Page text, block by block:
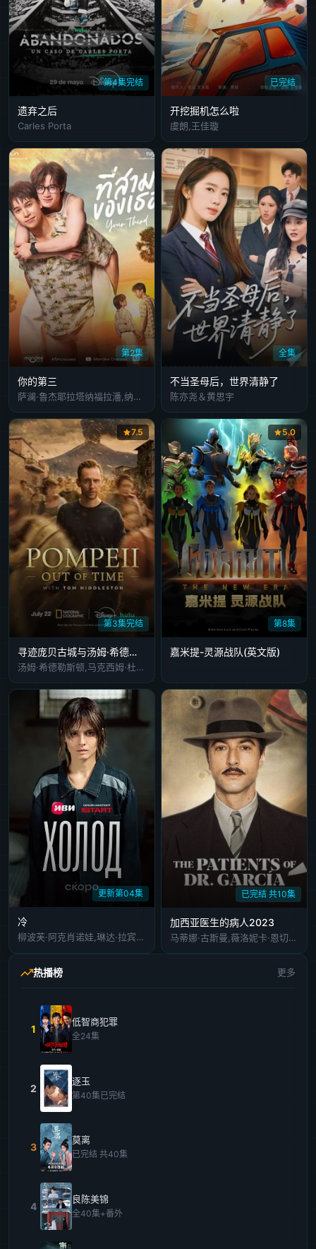
第4集完结
遗弃之后
Carles Porta
已完结
开挖掘机怎么啦
虞朗,王佳璇
第2集
你的第三
萨澜·鲁杰耶拉塔纳福拉潘,纳塔西特·尤阿瑞克西,塔萨彭·维瓦隆,纳塔奇·司隶朋通,塔那克利·奇安淳亚,珈萨达·詹曼诺,索恩塔斯特·布昂加姆
全集
不当圣母后，世界清静了
陈亦尧＆黄思宇
第3集完结
7.5
寻迹庞贝古城与汤姆·希德勒斯顿同行
汤姆·希德勒斯顿,马克西姆·杜兰德,玛德琳·沃克,卢巴纳·阿兹巴尔
第8集
5.0
嘉米提-灵源战队​(英文版)
更新第04集
冷
柳波芙·阿克肖诺娃,琳达·拉宾什,彼得·费奥多罗夫,拉丽萨·古泽耶娃,奥列格·瓦西里科夫,阿纳斯塔西娅·米希纳,Denis Prytkov,Kseniya Katalymova,Evgeniy Kharitonov,弗谢沃罗德·沃洛丁,Mikhail Konovalov,Aleksandr Averin,亚历山大·克罗特科夫,Maksim Boyko,亚历山德拉·巴巴斯基纳,Aleksandr Shakhov,Maksim Dromashko
已完结 共10集
加西亚医生的病人2023
马蒂娜·古斯曼,薇洛妮卡·恩切圭,斯蒂芬妮·卡约
热播榜 更多
1
低智商犯罪
全24集
2
逐玉
第40集已完结
3
莫离
已完结 共40集
4
良陈美锦
全40集+番外